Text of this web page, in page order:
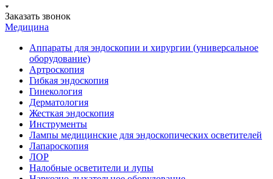
Заказать звонок
Медицина
Аппараты для эндоскопии и хирургии (универсальное
оборудование)
Артроскопия
Гибкая эндоскопия
Гинекология
Дерматология
Жесткая эндоскопия
Инструменты
Лампы медицинские для эндоскопических осветителей
Лапароскопия
ЛОР
Налобные осветители и лупы